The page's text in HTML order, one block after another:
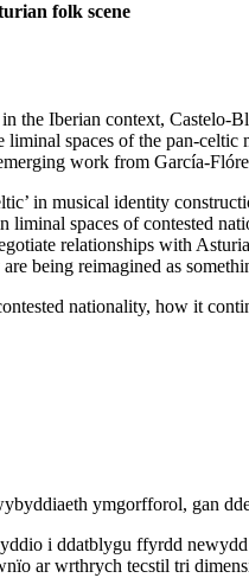
folk scene
Iberian context, Castelo-
spaces of the pan-celtic
work from García-
in musical identity
spaces of contested
relationships with
being reimagined as
nationality, how it
ymgorfforol, gan
i ddatblygu ffyrdd
ar wrthrych tecstil tri